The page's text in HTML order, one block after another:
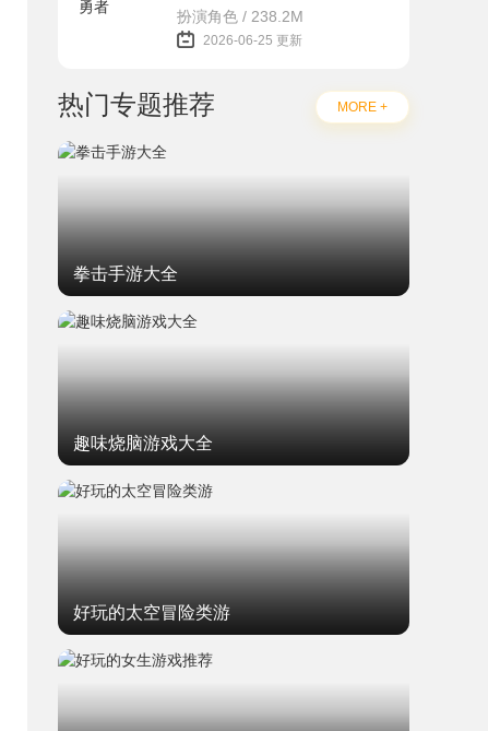
扮演角色 / 238.2M
2026-06-25 更新
热门专题推荐 MORE +
拳击手游大全
趣味烧脑游戏大全
好玩的太空冒险类游